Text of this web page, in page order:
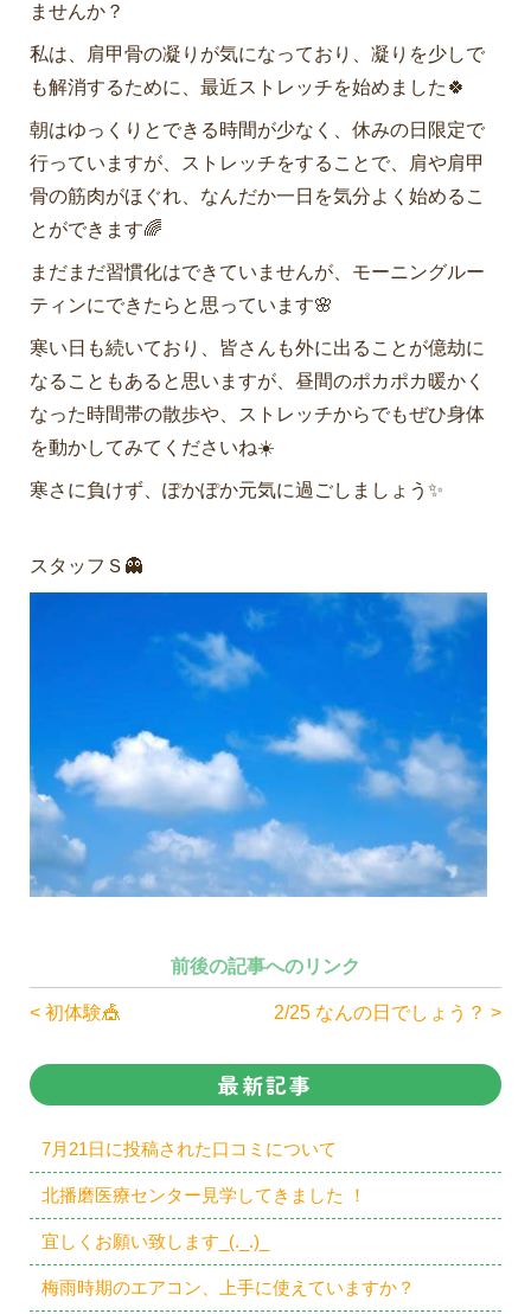
ませんか？
私は、肩甲骨の凝りが気になっており、凝りを少しで
も解消するために、最近ストレッチを始めました🍀
朝はゆっくりとできる時間が少なく、休みの日限定で
行っていますが、ストレッチをすることで、肩や肩甲
骨の筋肉がほぐれ、なんだか一日を気分よく始めるこ
とができます🌈
まだまだ習慣化はできていませんが、モーニングルー
ティンにできたらと思っています🌸
寒い日も続いており、皆さんも外に出ることが億劫に
なることもあると思いますが、昼間のポカポカ暖かく
なった時間帯の散歩や、ストレッチからでもぜひ身体
を動かしてみてくださいね☀️
寒さに負けず、ぽかぽか元気に過ごしましょう✨
スタッフＳ👻
前後の記事へのリンク
< 初体験🎪 2/25 なんの日でしょう？ >
最新記事
7月21日に投稿された口コミについて
北播磨医療センター見学してきました ！
宜しくお願い致します_(._.)_
梅雨時期のエアコン、上手に使えていますか？